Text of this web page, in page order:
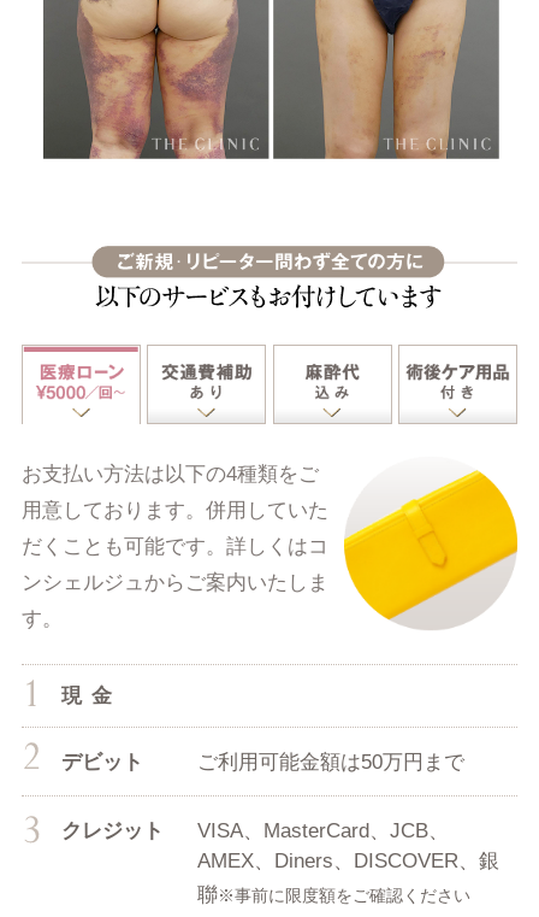
お支払い方法は以下の4種類をご
用意しております。併用していた
だくことも可能です。詳しくはコ
ンシェルジュからご案内いたしま
す。
現金
デビット ご利用可能金額は50万円まで
クレジット
VISA、MasterCard、JCB、
AMEX、Diners、DISCOVER、銀
聯※事前に限度額をご確認ください